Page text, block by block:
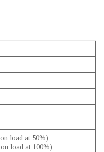
load at 50%)
load at 100%)